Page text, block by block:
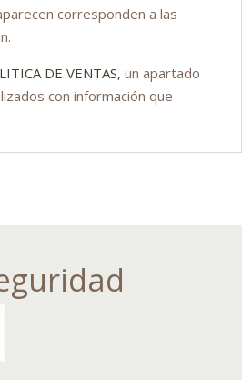
corresponden a las
DE VENTAS, un apartado
con información que